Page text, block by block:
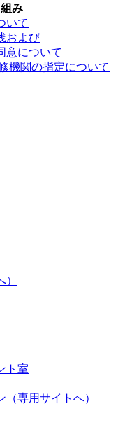
み
いて
および
意について
機関の指定について
ト室
専用サイトへ）